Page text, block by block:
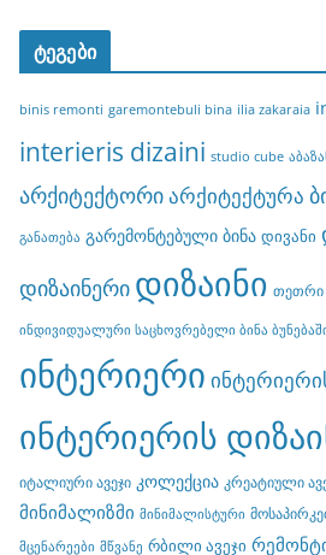
ტეგები
binis remonti garemontebuli bina ilia zakaraia
interieris dizaini studio cube
არქიტექტორიარქიტექტურა
განათება გარემონტებული ბინა დივანი
დიზაინერი დიზაინი თეთრი
ინდივიდუალური საცხოვრებელი ბინა
ინტერიერი
ინტერიერის
იტალიური ავეჯი კოლექცია კრეატიული
მინიმალიზმი მინიმალისტური
მცენარეები მწვანე რბილი ავეჯი